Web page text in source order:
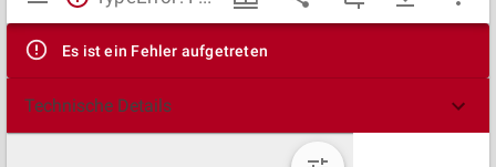
Viewer
Es ist ein Fehler aufgetreten
Technische Details